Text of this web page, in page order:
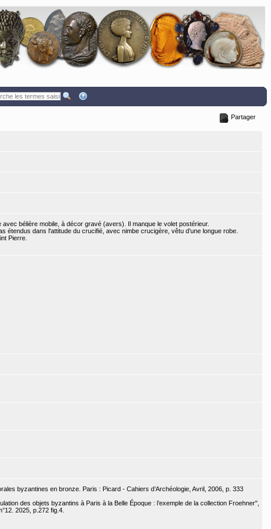
Partager
bélière mobile, à décor gravé (avers). Il manque le volet postérieur.
étendus dans l'attitude du crucifié, avec nimbe crucigère, vêtu d’une longue robe.
Pierre.
byzantines en bronze. Paris : Picard - Cahiers d’Archéologie, Avril, 2006, p. 333
des objets byzantins à Paris à la Belle Époque : l’exemple de la collection Froehner",
2025, p.272 fig.4.